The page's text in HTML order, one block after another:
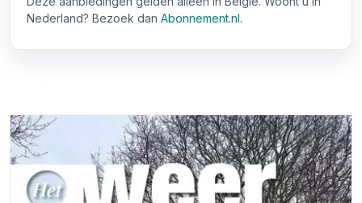
Nederland? Bezoek dan Abonnement.nl.